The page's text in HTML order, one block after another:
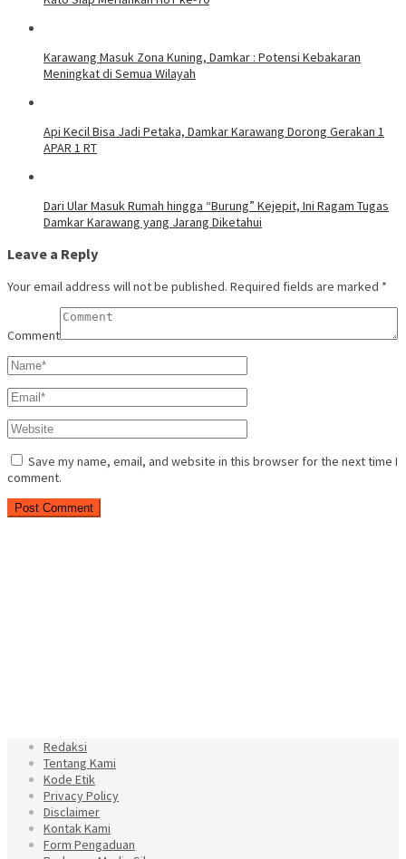
Karawang Masuk Zona Kuning, Damkar : Potensi Kebakaran
Meningkat di Semua Wilayah
Api Kecil Bisa Jadi Petaka, Damkar Karawang Dorong Gerakan 1
APAR 1 RT
Dari Ular Masuk Rumah hingga “Burung” Kejepit, Ini Ragam Tugas
Damkar Karawang yang Jarang Diketahui
Leave a Reply
Your email address will not be published. Required fields are marked *
Comment
Save my name, email, and website in this browser for the next time I
comment.
Redaksi
Tentang Kami
Kode Etik
Privacy Policy
Disclaimer
Kontak Kami
Form Pengaduan